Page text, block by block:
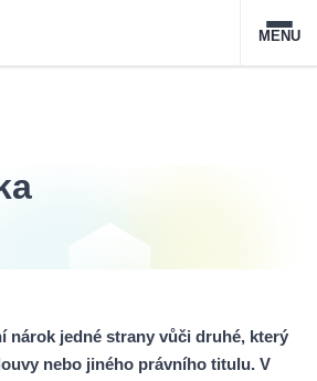
MENU
nárok jedné strany vůči druhé, který
nebo jiného právního titulu. V